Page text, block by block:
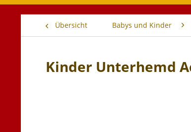
Übersicht Babys und Kinder
Kinder Unterhemd